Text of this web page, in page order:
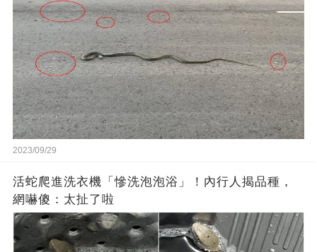
2023/09/29
活蛇爬進洗衣機「慘洗泡泡浴」！內行人揭品種，
網嚇傻：太扯了啦